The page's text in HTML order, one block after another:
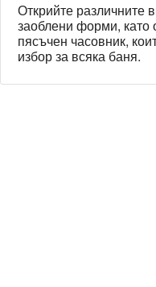
Открийте различните
заоблени форми, като
пясъчен часовник,
избор за всяка баня.